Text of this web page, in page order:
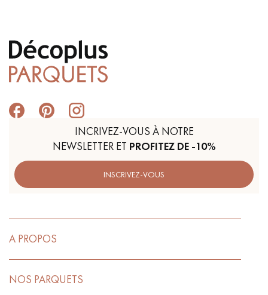
INCRIVEZ-VOUS À NOTRE
NEWSLETTER ET PROFITEZ DE -10%
INSCRIVEZ-VOUS
A PROPOS
NOS PARQUETS